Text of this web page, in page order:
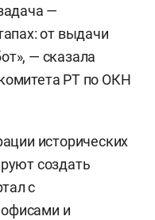
—
от выдачи
— сказала
РТ по ОКН
исторических
создать
с
и